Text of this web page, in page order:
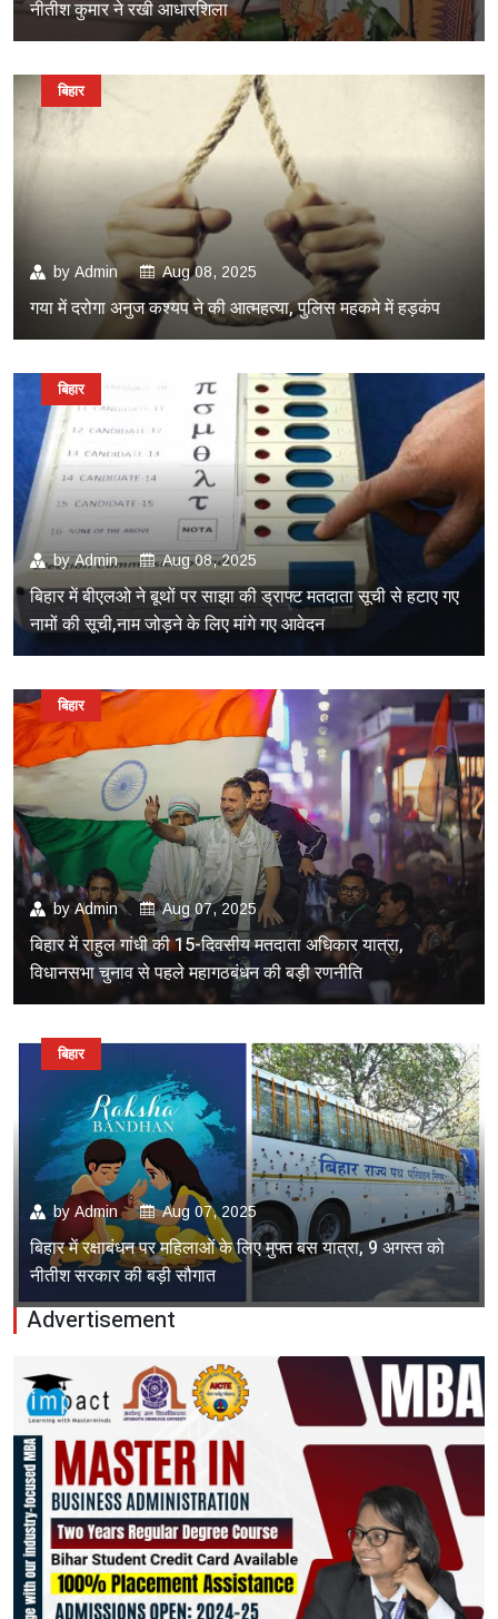
नीतीश कुमार ने रखी आधारशिला
by Admin Aug 08, 2025
गया में दरोगा अनुज कश्यप ने की आत्महत्या, पुलिस महकमे में हड़कंप
बिहार
byAdmin Aug 08, 2025
बिहार में बीएलओ ने बूथों पर साझा की ड्राफ्ट मतदाता सूची से हटाए गए
नामों की सूची,नाम जोड़ने के लिए मांगे गए आवेदन
बिहार
byAdmin Aug 07, 2025
बिहार में राहुल गांधी की 15-दिवसीय मतदाता अधिकार यात्रा,
विधानसभा चुनाव से पहले महागठबंधन की बड़ी रणनीति
बिहार
by Admin Aug 07, 2025
बिहार में रक्षाबंधन पर महिलाओं के लिए मुफ्त बस यात्रा, 9 अगस्त को
नीतीश सरकार की बड़ी सौगात
बिहार
Advertisement